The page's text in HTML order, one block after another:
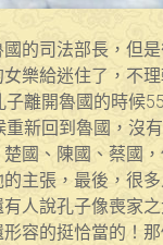
的司法部長，但
女樂給迷住了，不
子離開魯國的時候
新回到魯國，沒
國、陳國、蔡國
主張，最後，很
人說孔子像喪家
容的挺恰當的！